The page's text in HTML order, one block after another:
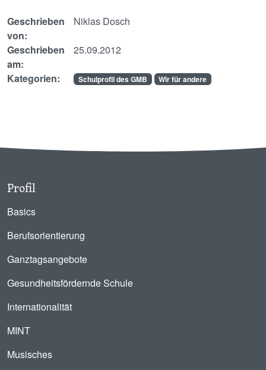
Geschrieben
von:
Niklas Dosch
Geschrieben
am:
25.09.2012
Kategorien: Schulprofil des GMB Wir für andere
Profil
Basics
Berufsorientierung
Ganztagsangebote
Gesundheitsfördernde Schule
Internationalität
MINT
Musisches